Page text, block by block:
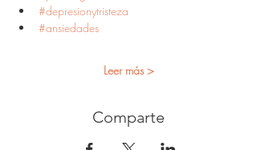
#depresionytristeza
#ansiedades
Leer más >
Comparte